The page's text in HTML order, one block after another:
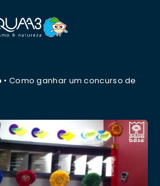
• Como ganhar um concurso de